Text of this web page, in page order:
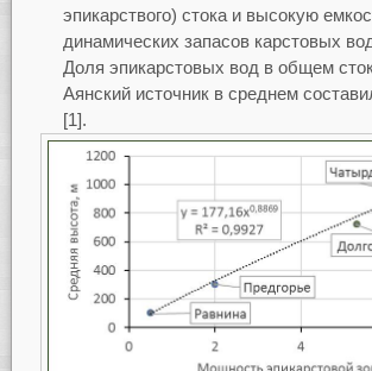
эпикарствого) стока и высокую
динамических запасов карстовых
Доля эпикарстовых вод в общем
Аянский источник в среднем
[1].